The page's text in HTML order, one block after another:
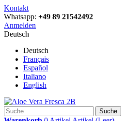
Kontakt
Whatsapp: +49 89 21542492
Anmelden
Deutsch
Deutsch
Français
Español
Italiano
English
Suche